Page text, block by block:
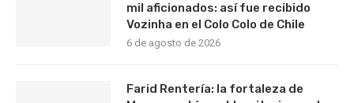
mil aficionados: así fue recibido
Vozinha en el Colo Colo de Chile
6 de agosto de 2026
Farid Rentería: la fortaleza de